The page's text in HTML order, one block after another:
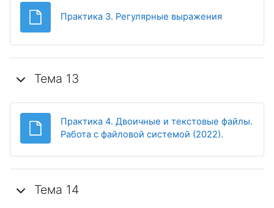
Практика 3. Регулярные выражения
Тема 13
Практика 4. Двоичные и текстовые файлы.
Работа с файловой системой (2022).
Тема 14